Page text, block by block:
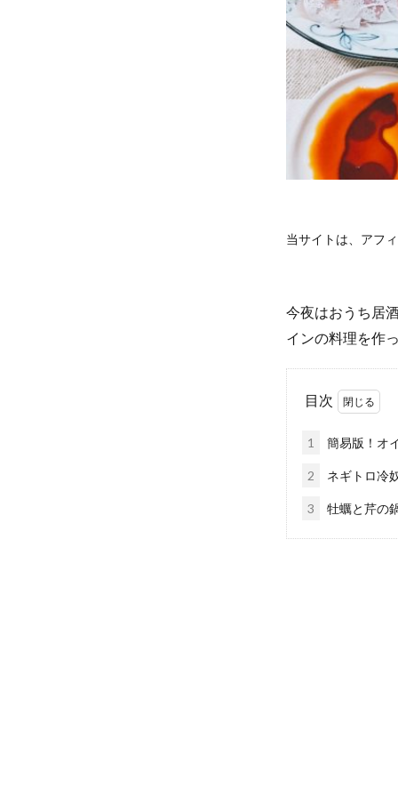
当サイトは、アフ
今夜はおうち居
インの料理を作
目次
1 簡易版！オ
2 ネギトロ冷
3 牡蠣と芹の